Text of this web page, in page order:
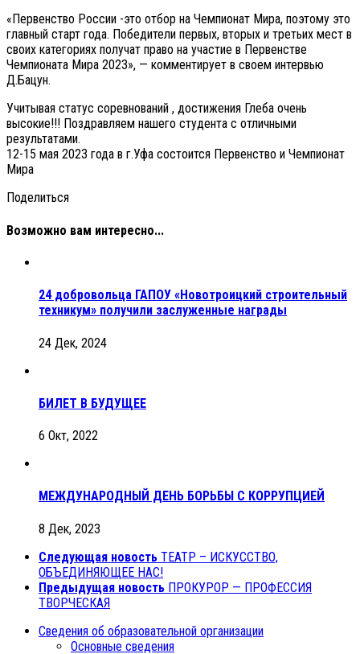
«Первенство России -это отбор на Чемпионат Мира, поэтому это
главный старт года. Победители первых, вторых и третьих мест в
своих категориях получат право на участие в Первенстве
Чемпионата Мира 2023», — комментирует в своем интервью
Д.Бацун.
Учитывая статус соревнований , достижения Глеба очень
высокие!!! Поздравляем нашего студента с отличными
результатами.
12-15 мая 2023 года в г.Уфа состоится Первенство и Чемпионат
Мира
Поделиться
Возможно вам интересно...
24 добровольца ГАПОУ «Новотроицкий строительный
техникум» получили заслуженные награды
24 Дек, 2024
БИЛЕТ В БУДУЩЕЕ
6 Окт, 2022
МЕЖДУНАРОДНЫЙ ДЕНЬ БОРЬБЫ С КОРРУПЦИЕЙ
8 Дек, 2023
Следующая новость ТЕАТР – ИСКУССТВО,
ОБЪЕДИНЯЮЩЕЕ НАС!
Предыдущая новость ПРОКУРОР — ПРОФЕССИЯ
ТВОРЧЕСКАЯ
Сведения об образовательной организации
Основные сведения